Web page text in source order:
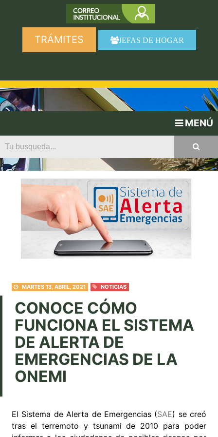
TRÁMITES JEFAS DE HOGAR
MENÚ
MARTES 13, ABRIL, 2021 NOTICIAS
CONOCE CÓMO
FUNCIONA EL SISTEMA
DE ALERTA DE
EMERGENCIAS DE LA
ONEMI
El Sistema de Alerta de Emergencias (SAE) se creó
tras el terremoto y tsunami de 2010 para poder